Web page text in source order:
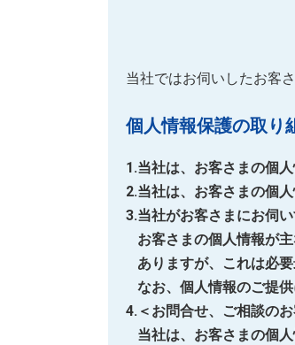
当社ではお伺いしたお客
個人情報保護の取り
当社は、お客さまの個
当社は、お客さまの個
当社がお客さまにお伺
お客さまの個人情報が
ありますが、これは必
なお、個人情報のご提
＜お問合せ、ご相談の
当社は、お客さまの個